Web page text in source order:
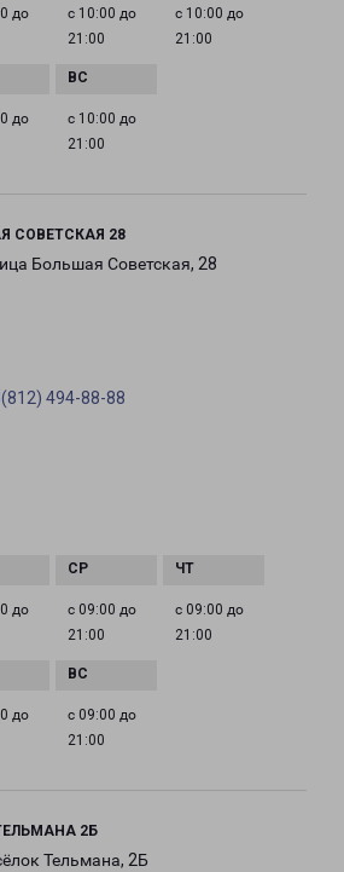
до
с 10:00 до
21:00
с 10:00 до
21:00
до
с 10:00 до
21:00
СОВЕТСКАЯ 28
Большая Советская, 28
494-88-88
до
с 09:00 до
21:00
с 09:00 до
21:00
до
с 09:00 до
21:00
2Б
Тельмана, 2Б